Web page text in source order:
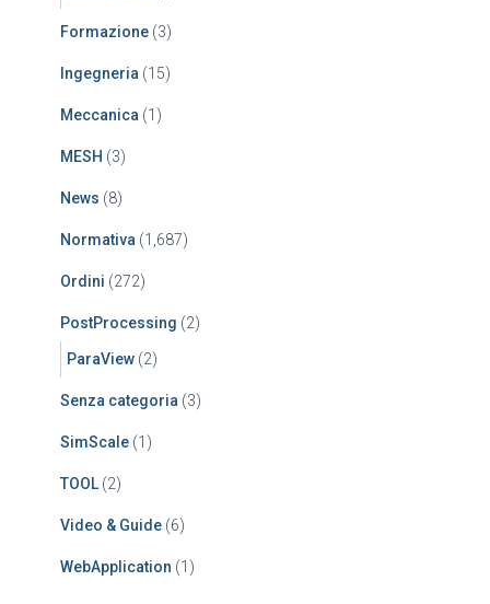
Formazione (3)
Ingegneria (15)
Meccanica (1)
MESH (3)
News (8)
Normativa (1,687)
Ordini (272)
PostProcessing (2)
ParaView (2)
Senza categoria (3)
SimScale (1)
TOOL (2)
Video & Guide (6)
WebApplication (1)